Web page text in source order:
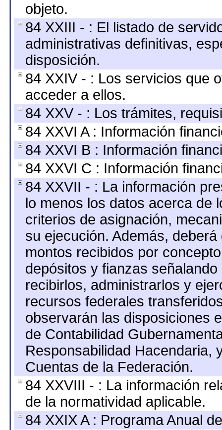
objeto.
84 XXIII - : El listado de
administrativas definitivas,
disposición.
84 XXIV - : Los servicios que
acceder a ellos.
84 XXV - : Los trámites,
84 XXVI A : Información
84 XXVI B : Información
84 XXVI C : Información
84 XXVII - : La información
lo menos los datos acerca de
criterios de asignación,
su ejecución. Además,
montos recibidos por
depósitos y fianzas
recibirlos, administrarlos y
recursos federales
observarán las disposiciones
de Contabilidad
Responsabilidad Hacendaria,
Cuentas de la Federación.
84 XXVIII - : La información
de la normatividad aplicable.
84 XXIX A : Programa Anual